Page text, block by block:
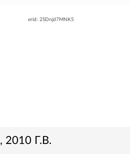
erid: 2SDnjd7MNK5
, 2010 Г.В.